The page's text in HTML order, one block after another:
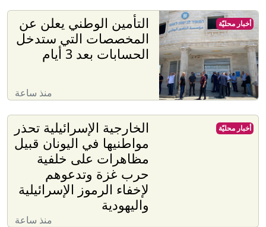
التأمين الوطني يعلن عن
المخصصات التي ستدخل
الحسابات بعد 3 أيام
منذ ساعة
أخبار محليّة
الخارجية الإسرائيلية تحذر
مواطنيها في اليونان قبيل
مظاهرات على خلفية
حرب غزة وتدعوهم
لإخفاء الرموز الإسرائيلية
واليهودية
منذ ساعة
أخبار محليّة